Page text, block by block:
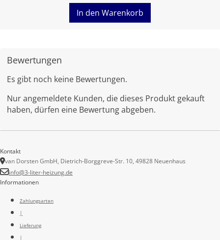
In den Warenkorb
Bewertungen
Es gibt noch keine Bewertungen.
Nur angemeldete Kunden, die dieses Produkt gekauft
haben, dürfen eine Bewertung abgeben.
Informationen
Zahlungsarten
|
Lieferung
|
Kontakt
van Dorsten GmbH, Dietrich-Borggreve-Str. 10, 49828 Neuenhaus
info@3-liter-heizung.de